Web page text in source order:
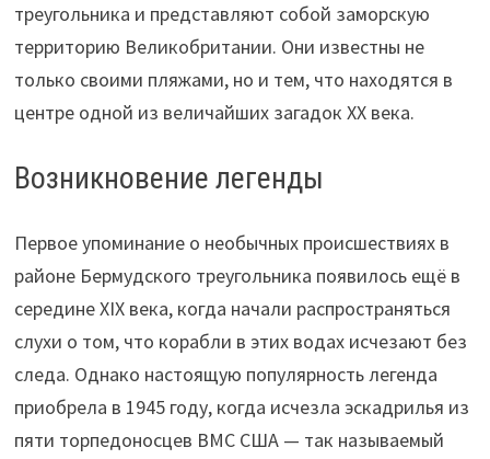
треугольника и представляют собой заморскую
территорию Великобритании. Они известны не
только своими пляжами, но и тем, что находятся в
центре одной из величайших загадок XX века.
Возникновение легенды
Первое упоминание о необычных происшествиях в
районе Бермудского треугольника появилось ещё в
середине XIX века, когда начали распространяться
слухи о том, что корабли в этих водах исчезают без
следа. Однако настоящую популярность легенда
приобрела в 1945 году, когда исчезла эскадрилья из
пяти торпедоносцев ВМС США — так называемый